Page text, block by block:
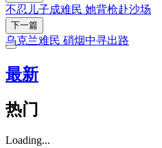
不忍儿子成难民 她背枪赴沙场
下一篇
乌克兰难民 硝烟中寻出路
最新
热门
Loading...